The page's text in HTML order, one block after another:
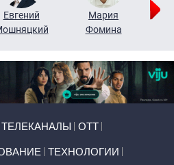
Евгений
Мария
Фомина
ТЕЛЕКАНАЛЫ ОТТ
ТЕХНОЛОГИИ